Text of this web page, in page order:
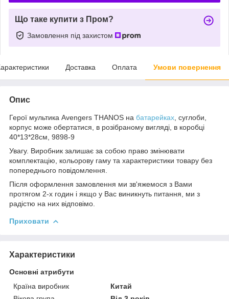
Що таке купити з Пром?
Замовлення під захистом
Доставка Оплата Умови повернення
Опис
Герої мультика Avengers THANOS на батарейках , суглоби,
корпус може обертатися, в розібраному вигляді, в коробці
40*13*28см, 9898-9
Увагу. Виробник залишає за собою право змінювати
комплектацію, кольорову гаму та характеристики товару без
попереднього повідомлення.
Після оформлення замовлення ми зв'яжемося з Вами
протягом 2-х годин і якщо у Вас виникнуть питання, ми з
радістю на них відповімо.
Приховати
Характеристики
Основні атрибути
Країна виробник
Китай